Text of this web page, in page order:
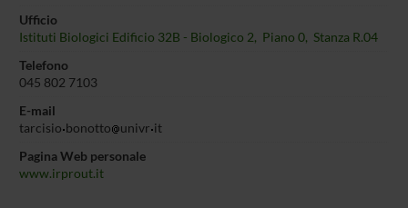
Ufficio
Istituti Biologici Edificio 32B - Biologico 2, Piano 0, Stanza R.04
Telefono
045 802 7103
E-mail
tarcisio bonotto univr it
Pagina Web personale
www.irprout.it